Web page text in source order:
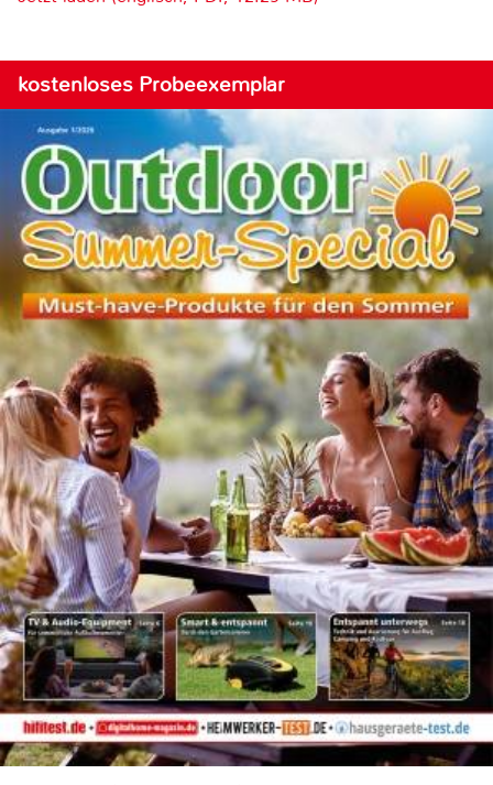
kostenloses Probeexemplar